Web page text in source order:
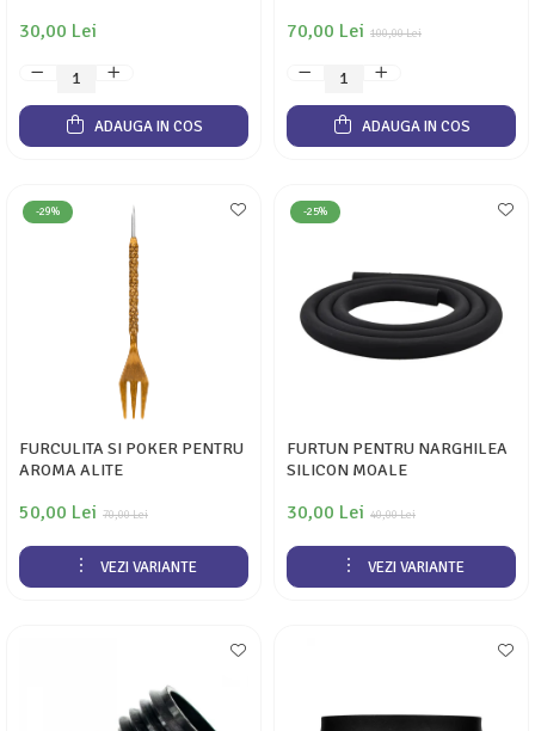
30,00 Lei
ADAUGA IN COS
100,00 Lei
70,00 Lei
ADAUGA IN COS
-29%
FURCULITA SI POKER PENTRU
AROMA ALITE
70,00 Lei
50,00 Lei
VEZI VARIANTE
-25%
FURTUN PENTRU NARGHILEA
SILICON MOALE
40,00 Lei
30,00 Lei
VEZI VARIANTE